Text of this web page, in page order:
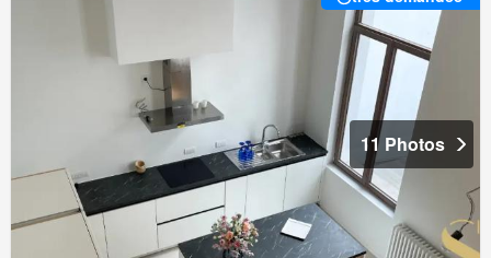
11 Photos